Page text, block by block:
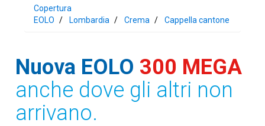
Copertura
EOLO
Lombardia Crema Cappella cantone
Nuova EOLO 300 MEGA
anche dove gli altri non
arrivano.